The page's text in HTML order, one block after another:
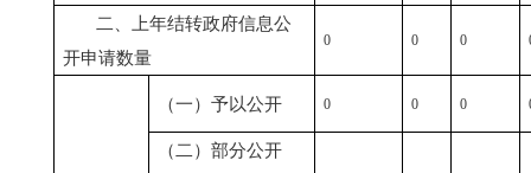
二、上年结转政府信息公
开申请数量
0 0 0
（一）予以公开 0 0 0
（二）部分公开